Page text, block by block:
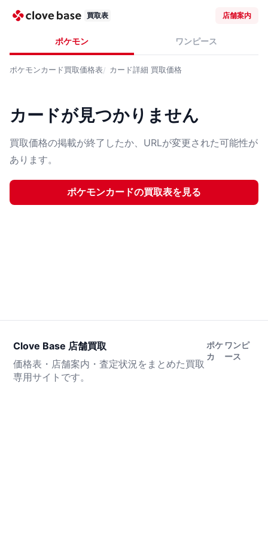
買取表 店舗案内
ポケモン ワンピース
ポケモンカード買取価格表 カード詳細 買取価格
カードが見つかりません
買取価格の掲載が終了したか、URLが変更された可能性が
あります。
ポケモンカードの買取表を見る
Clove Base 店舗買取
価格表・店舗案内・査定状況をまとめた買取
専用サイトです。
ポケ
カ
ワンピ
ース